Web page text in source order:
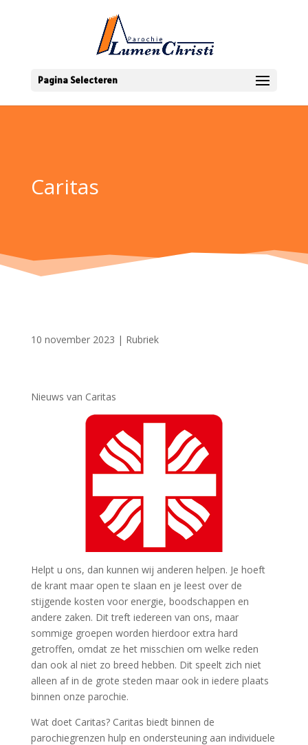
Pagina Selecteren
Caritas
10 november 2023 | Rubriek
Nieuws van Caritas
Helpt u ons, dan kunnen wij anderen helpen. Je hoeft
de krant maar open te slaan en je leest over de
stijgende kosten voor energie, boodschappen en
andere zaken. Dit treft iedereen van ons, maar
sommige groepen worden hierdoor extra hard
getroffen, omdat ze het misschien om welke reden
dan ook al niet zo breed hebben. Dit speelt zich niet
alleen af in de grote steden maar ook in iedere plaats
binnen onze parochie.
Wat doet Caritas? Caritas biedt binnen de
parochiegrenzen hulp en ondersteuning aan individuele